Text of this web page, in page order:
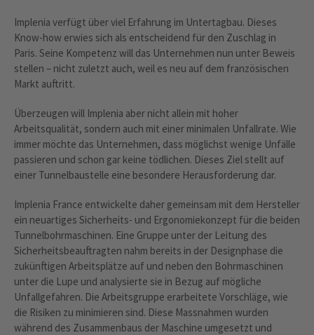
Implenia verfügt über viel Erfahrung im Untertagbau. Dieses
Know-how erwies sich als entscheidend für den Zuschlag in
Paris. Seine Kompetenz will das Unternehmen nun unter Beweis
stellen – nicht zuletzt auch, weil es neu auf dem französischen
Markt auftritt.
Überzeugen will Implenia aber nicht allein mit hoher
Arbeitsqualität, sondern auch mit einer minimalen Unfallrate. Wie
immer möchte das Unternehmen, dass möglichst wenige Unfälle
passieren und schon gar keine tödlichen. Dieses Ziel stellt auf
einer Tunnelbaustelle eine besondere Herausforderung dar.
Implenia France entwickelte daher gemeinsam mit dem Hersteller
ein neuartiges Sicherheits- und Ergonomiekonzept für die beiden
Tunnelbohrmaschinen. Eine Gruppe unter der Leitung des
Sicherheitsbeauftragten nahm bereits in der Designphase die
zukünftigen Arbeitsplätze auf und neben den Bohrmaschinen
unter die Lupe und analysierte sie in Bezug auf mögliche
Unfallgefahren. Die Arbeitsgruppe erarbeitete Vorschläge, wie
die Risiken zu minimieren sind. Diese Massnahmen wurden
während des Zusammenbaus der Maschine umgesetzt und